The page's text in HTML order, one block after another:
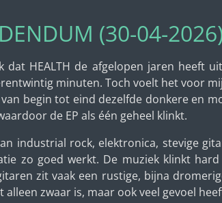
(30-04-2026)
HEALTH de afgelopen jaren heeft
minuten. Toch voelt het voor
begin tot eind dezelfde donkere en
de EP als één geheel klinkt.
industrial rock, elektronica, stevige
zo goed werkt. De muziek klinkt
zit vaak een rustige, bijna
zwaar is, maar ook veel gevoel